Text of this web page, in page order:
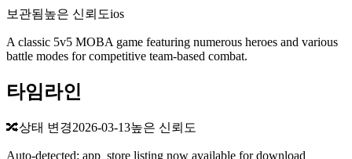
보관됨높은 신뢰도ios
A classic 5v5 MOBA game featuring numerous heroes and various
battle modes for competitive team-based combat.
타임라인
🔀상태 변경2026-03-13높은 신뢰도
Auto-detected: app_store listing now available for download